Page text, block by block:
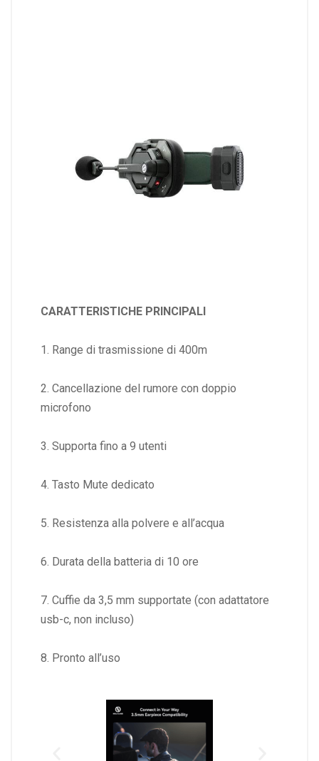
CARATTERISTICHE PRINCIPALI
1. Range di trasmissione di 400m
2. Cancellazione del rumore con doppio
microfono
3. Supporta fino a 9 utenti
4. Tasto Mute dedicato
5. Resistenza alla polvere e all’acqua
6. Durata della batteria di 10 ore
7. Cuffie da 3,5 mm supportate (con adattatore
usb-c, non incluso)
8. Pronto all’uso